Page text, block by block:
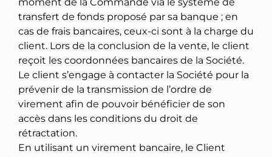
transfert de fonds proposé par sa banque ; en
cas de frais bancaires, ceux-ci sont à la charge du
client. Lors de la conclusion de la vente, le client
reçoit les coordonnées bancaires de la Société.
Le client s’engage à contacter la Société pour la
prévenir de la transmission de l’ordre de
virement afin de pouvoir bénéficier de son
accès dans les conditions du droit de
rétractation.
En utilisant un virement bancaire, le Client